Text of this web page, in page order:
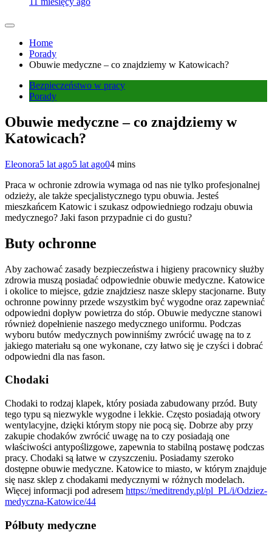
Home
Porady
Obuwie medyczne – co znajdziemy w Katowicach?
Bezpieczeństwo w pracy
Porady
Obuwie medyczne – co znajdziemy w
Katowicach?
Eleonora5 lat ago5 lat ago04 mins
Praca w ochronie zdrowia wymaga od nas nie tylko profesjonalnej
odzieży, ale także specjalistycznego typu obuwia. Jesteś
mieszkańcem Katowic i szukasz odpowiedniego rodzaju obuwia
medycznego? Jaki fason przypadnie ci do gustu?
Buty ochronne
Aby zachować zasady bezpieczeństwa i higieny pracownicy służby
zdrowia muszą posiadać odpowiednie obuwie medyczne. Katowice
i okolice to miejsce, gdzie znajdziesz nasze sklepy stacjonarne. Buty
ochronne powinny przede wszystkim być wygodne oraz zapewniać
odpowiedni dopływ powietrza do stóp. Obuwie medyczne stanowi
również dopełnienie naszego medycznego uniformu. Podczas
wyboru butów medycznych powinniśmy zwrócić uwagę na to z
jakiego materiału są one wykonane, czy łatwo się je czyści i dobrać
odpowiedni dla nas fason.
Chodaki
Chodaki to rodzaj klapek, który posiada zabudowany przód. Buty
tego typu są niezwykle wygodne i lekkie. Często posiadają otwory
wentylacyjne, dzięki którym stopy nie pocą się. Dobrze aby przy
zakupie chodaków zwrócić uwagę na to czy posiadają one
właściwości antypoślizgowe, zapewnia to stabilną postawę podczas
pracy. Chodaki są łatwe w czyszczeniu. Posiadamy szeroko
dostępne obuwie medyczne. Katowice to miasto, w którym znajduje
się nasz sklep z chodakami medycznymi w różnych modelach.
Więcej informacji pod adresem https://meditrendy.pl/pl_PL/i/Odziez-
medyczna-Katowice/44
Półbuty medyczne